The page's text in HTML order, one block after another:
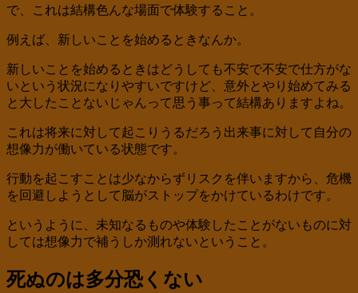
で、これは結構色んな場面で体験すること。
例えば、新しいことを始めるときなんか。
新しいことを始めるときはどうしても不安で不安で仕方がな
いという状況になりやすいですけど、意外とやり始めてみる
と大したことないじゃんって思う事って結構ありますよね。
これは将来に対して起こりうるだろう出来事に対して自分の
想像力が働いている状態です。
行動を起こすことは少なからずリスクを伴いますから、危機
を回避しようとして脳がストップをかけているわけです。
というように、未知なるものや体験したことがないものに対
しては想像力で補うしか測れないということ。
死ぬのは多分恐くない